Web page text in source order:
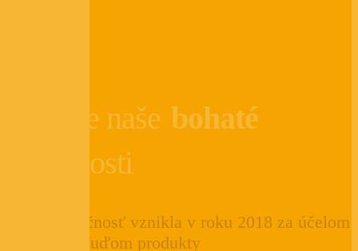
Využite naše bohaté
skúsenosti
Naša spoločnosť vznikla v roku 2018 za účelom
poskytnúť ľuďom produkty